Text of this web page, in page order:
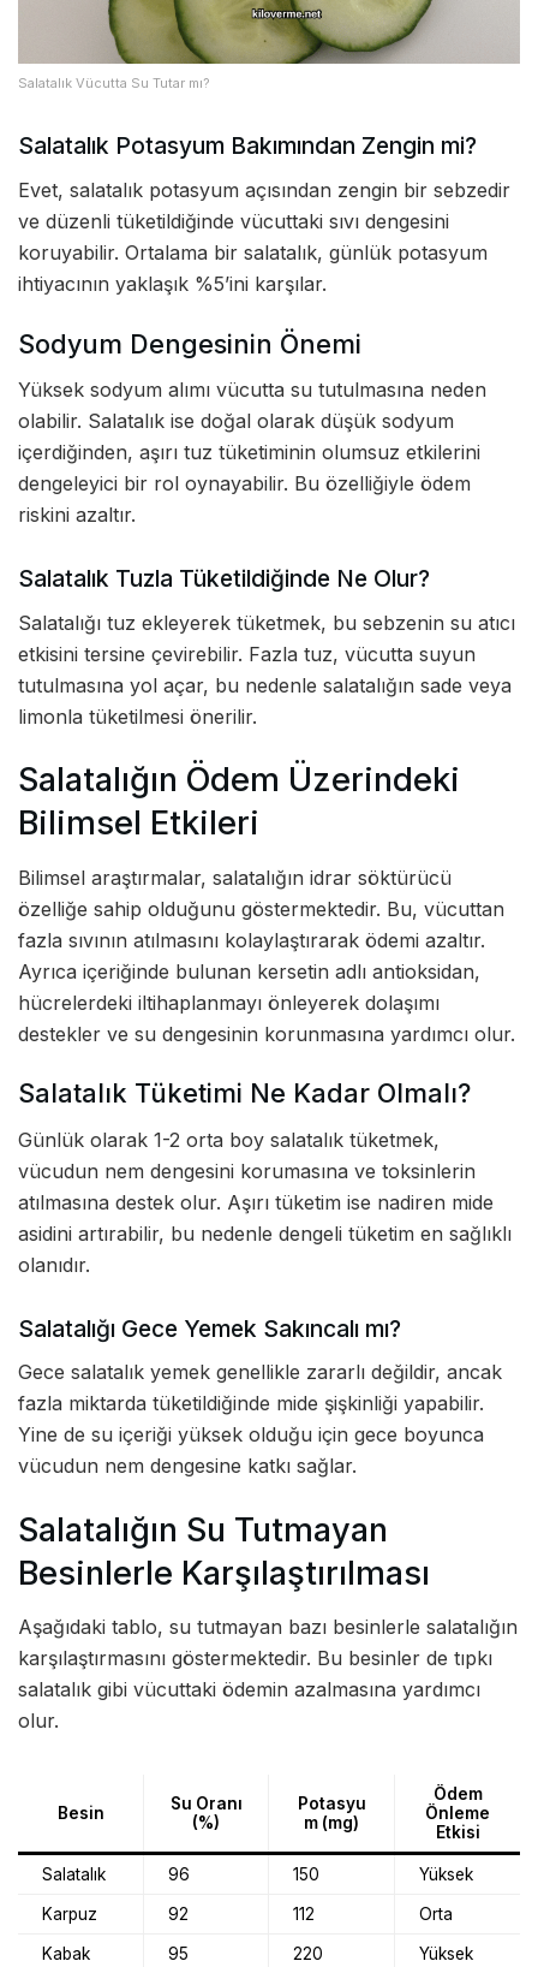
Salatalık Vücutta Su Tutar mı?
Salatalık Potasyum Bakımından Zengin mi?
Evet, salatalık potasyum açısından zengin bir sebzedir
ve düzenli tüketildiğinde vücuttaki sıvı dengesini
koruyabilir. Ortalama bir salatalık, günlük potasyum
ihtiyacının yaklaşık %5’ini karşılar.
Sodyum Dengesinin Önemi
Yüksek sodyum alımı vücutta su tutulmasına neden
olabilir. Salatalık ise doğal olarak düşük sodyum
içerdiğinden, aşırı tuz tüketiminin olumsuz etkilerini
dengeleyici bir rol oynayabilir. Bu özelliğiyle ödem
riskini azaltır.
Salatalık Tuzla Tüketildiğinde Ne Olur?
Salatalığı tuz ekleyerek tüketmek, bu sebzenin su atıcı
etkisini tersine çevirebilir. Fazla tuz, vücutta suyun
tutulmasına yol açar, bu nedenle salatalığın sade veya
limonla tüketilmesi önerilir.
Salatalığın Ödem Üzerindeki
Bilimsel Etkileri
Bilimsel araştırmalar, salatalığın idrar söktürücü
özelliğe sahip olduğunu göstermektedir. Bu, vücuttan
fazla sıvının atılmasını kolaylaştırarak ödemi azaltır.
Ayrıca içeriğinde bulunan kersetin adlı antioksidan,
hücrelerdeki iltihaplanmayı önleyerek dolaşımı
destekler ve su dengesinin korunmasına yardımcı olur.
Salatalık Tüketimi Ne Kadar Olmalı?
Günlük olarak 1-2 orta boy salatalık tüketmek,
vücudun nem dengesini korumasına ve toksinlerin
atılmasına destek olur. Aşırı tüketim ise nadiren mide
asidini artırabilir, bu nedenle dengeli tüketim en sağlıklı
olanıdır.
Salatalığı Gece Yemek Sakıncalı mı?
Gece salatalık yemek genellikle zararlı değildir, ancak
fazla miktarda tüketildiğinde mide şişkinliği yapabilir.
Yine de su içeriği yüksek olduğu için gece boyunca
vücudun nem dengesine katkı sağlar.
Salatalığın Su Tutmayan
Besinlerle Karşılaştırılması
Aşağıdaki tablo, su tutmayan bazı besinlerle salatalığın
karşılaştırmasını göstermektedir. Bu besinler de tıpkı
salatalık gibi vücuttaki ödemin azalmasına yardımcı
olur.
Besin
Su Oranı
(%)
Potasyu
m (mg)
Ödem
Önleme
Etkisi
Salatalık 96 150 Yüksek
Karpuz 92 112 Orta
Kabak 95 220 Yüksek